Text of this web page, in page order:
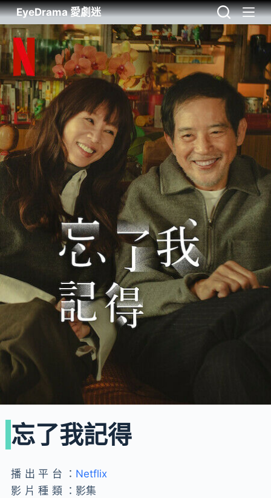
EyeDrama 愛劇迷
忘了我記得
播出平台： Netflix
影片種類： 影集